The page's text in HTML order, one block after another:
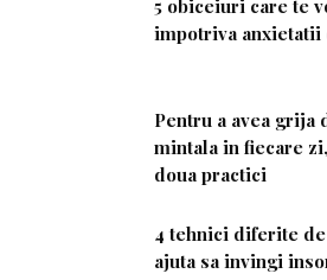
5 obiceiuri care te
impotriva anxietatii
Pentru a avea grija
mintala in fiecare
doua practici
4 tehnici diferite
ajuta sa invingi